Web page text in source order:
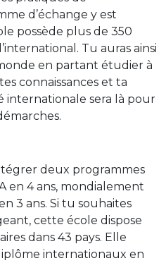
d’échange y est
possède plus de 350
Tu auras ainsi
en partant étudier à
connaissances et ta
internationale sera là pour
deux programmes
en 4 ans, mondialement
3 ans. Si tu souhaites
cette école dispose
dans 43 pays. Elle
internationaux en